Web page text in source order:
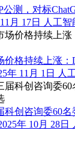
公测，对标
月 17日 人工智
价格持续上涨
年 11月 1日 人
科创咨询委60
年 10月 28日